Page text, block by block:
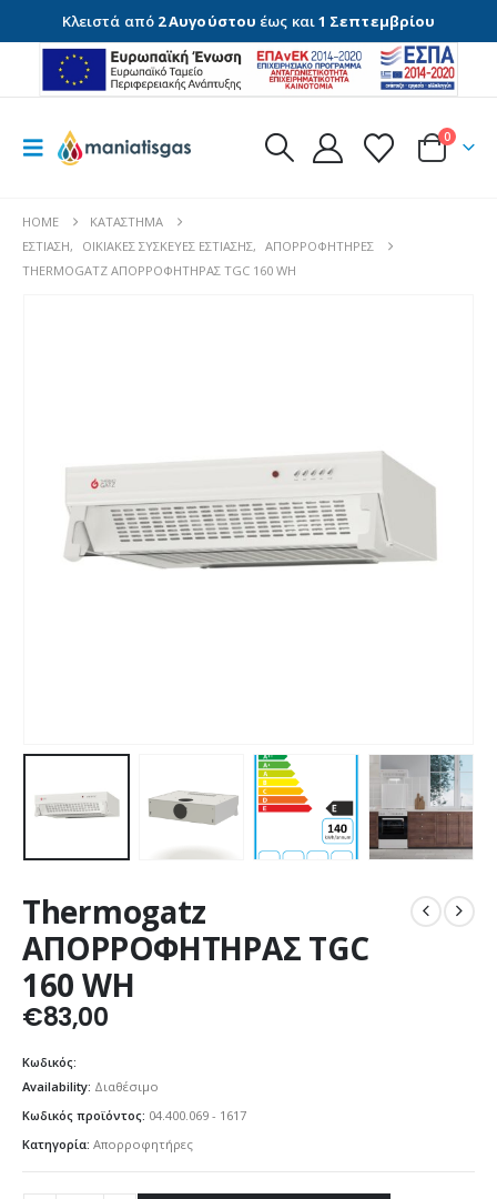
Κλειστά από 2 Αυγούστου έως και1 Σεπτεμβρίου
0
HOME
ΚΑΤΆΣΤΗΜΑ
ΕΣΤΊΑΣΗ, ΟΙΚΙΑΚΈΣ ΣΥΣΚΕΥΈΣ ΕΣΤΊΑΣΗΣ, ΑΠΟΡΡΟΦΗΤΉΡΕΣ
THERMOGATZ ΑΠΟΡΡΟΦΗΤΗΡΑΣ TGC 160 WH
Thermogatz
ΑΠΟΡΡΟΦΗΤΗΡΑΣ TGC
160 WH
€83,00
Κωδικός:
Availability: Διαθέσιμο
Κωδικός προϊόντος: 04.400.069 - 1617
Κατηγορία: Απορροφητήρες